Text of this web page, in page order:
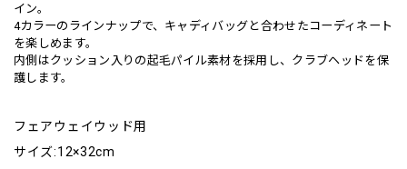
イン。
4カラーのラインナップで、キャディバッグと合わせたコーディネート
を楽しめます。
内側はクッション入りの起毛パイル素材を採用し、クラブヘッドを保
護します。
フェアウェイウッド用
サイズ:12×32cm